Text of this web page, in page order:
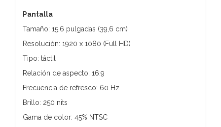
Pantalla
Tamaño: 15,6 pulgadas (39,6 cm)
Resolución: 1920 x 1080 (Full HD)
Tipo: táctil
Relación de aspecto: 16:9
Frecuencia de refresco: 60 Hz
Brillo: 250 nits
Gama de color: 45% NTSC